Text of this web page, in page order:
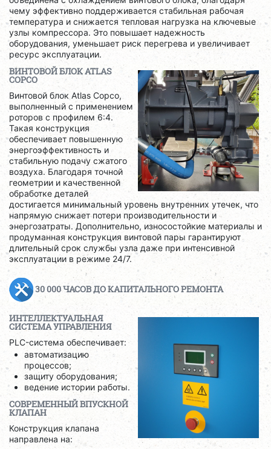
чему эффективно поддерживается стабильная рабочая
температура и снижается тепловая нагрузка на ключевые
узлы компрессора. Это повышает надежность
оборудования, уменьшает риск перегрева и увеличивает
ресурс эксплуатации.
ВИНТОВОЙ БЛОК ATLAS
COPCO
Винтовой блок Atlas Copco,
выполненный с применением
роторов с профилем 6:4.
Такая конструкция
обеспечивает повышенную
энергоэффективность и
стабильную подачу сжатого
воздуха. Благодаря точной
геометрии и качественной
обработке деталей
достигается минимальный уровень внутренних утечек, что
напрямую снижает потери производительности и
энергозатраты. Дополнительно, износостойкие материалы и
продуманная конструкция винтовой пары гарантируют
длительный срок службы узла даже при интенсивной
эксплуатации в режиме 24/7.
30 000 ЧАСОВ ДО КАПИТАЛЬНОГО РЕМОНТА
ИНТЕЛЛЕКТУАЛЬНАЯ
СИСТЕМА УПРАВЛЕНИЯ
PLC-система обеспечивает:
автоматизацию
процессов;
защиту оборудования;
ведение истории работы.
СОВРЕМЕННЫЙ ВПУСКНОЙ
КЛАПАН
Конструкция клапана
направлена на: